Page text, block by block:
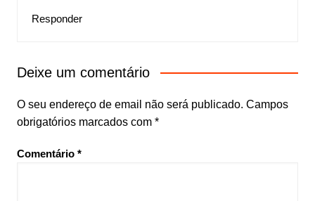
Responder
Deixe um comentário
O seu endereço de email não será publicado. Campos
obrigatórios marcados com *
Comentário *